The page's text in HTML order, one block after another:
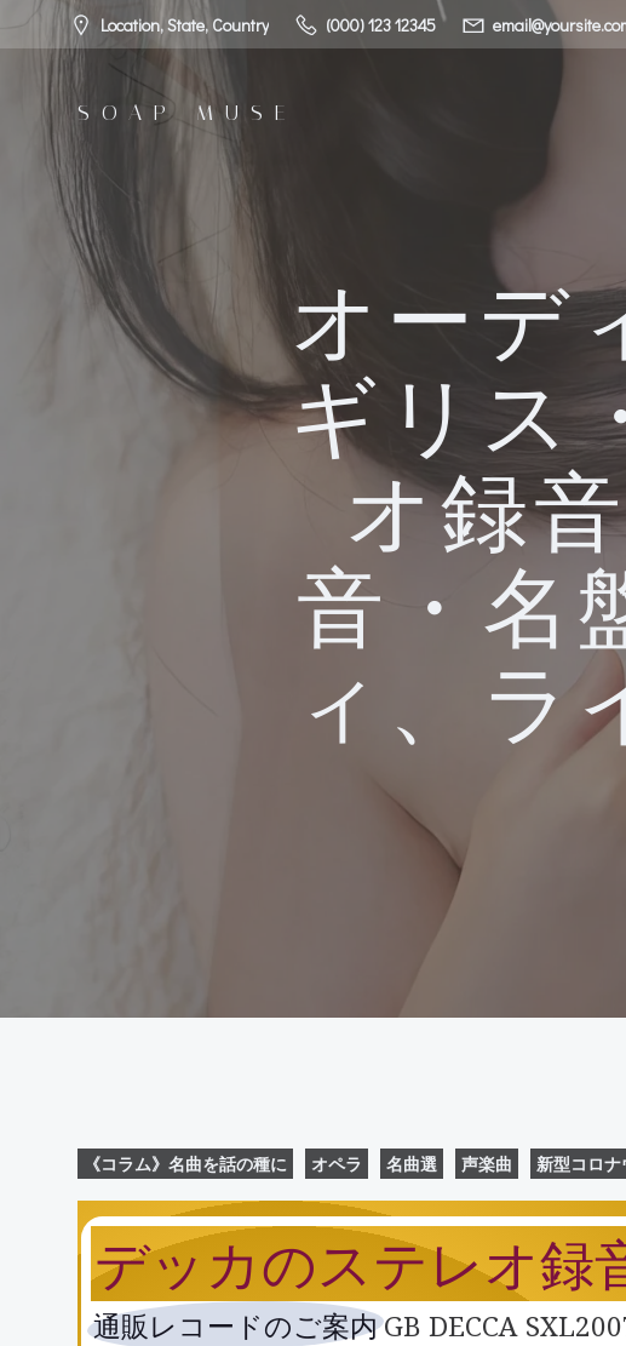
Location, State, Country (000) 123 12345
SOAP MUSE
オーデ
ギリス
オ録
音・
ィ、ラ
《コラム》名曲を話の種に オペラ 名曲選 声楽曲 新型コロナ
デッカのステレオ録
通販レコードのご案内GB DECCA